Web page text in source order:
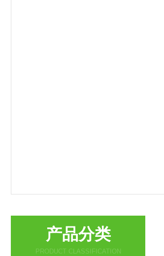
产品分类
PRODUCT CLASSIFICATION